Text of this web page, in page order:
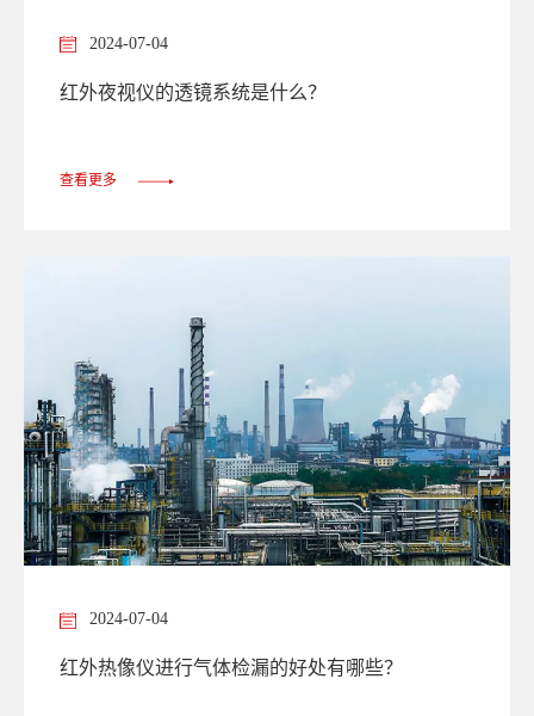
2024-07-04
红外夜视仪的透镜系统是什么？
查看更多
2024-07-04
红外热像仪进行气体检漏的好处有哪些？